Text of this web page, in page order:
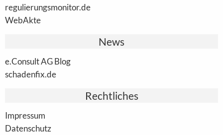
regulierungsmonitor.de
WebAkte
News
e.Consult AG Blog
schadenfix.de
Rechtliches
Impressum
Datenschutz